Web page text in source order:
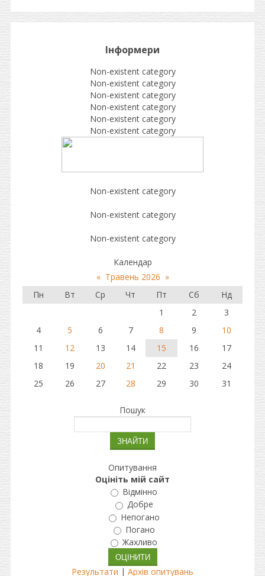
Інформери
Non-existent category
Non-existent category
Non-existent category
Non-existent category
Non-existent category
Non-existent category
Non-existent category
Non-existent category
Non-existent category
Календар
« Травень 2026 »
Пн
Вт Ср Чт Пт Сб
Нд
1
2
3
4
5 6 7 8 9
10
11
12 13 14 15 16
17
18
19 20 21 22 23
24
25
26 27 28 29 30 31
Пошук
Опитування
Оцініть мій сайт
Відмінно
Добре
Непогано
Погано
Жахливо
Результати | Архів опитувань